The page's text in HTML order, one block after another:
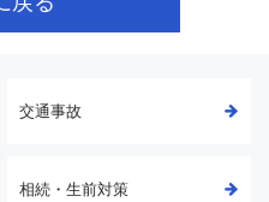
交通事故
相続・生前対策